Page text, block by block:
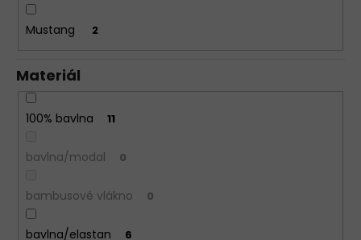
Mustang 2
Materiál
100% bavlna 11
bavlna/modal 0
bambusové vlákno 0
bavlna/elastan 6